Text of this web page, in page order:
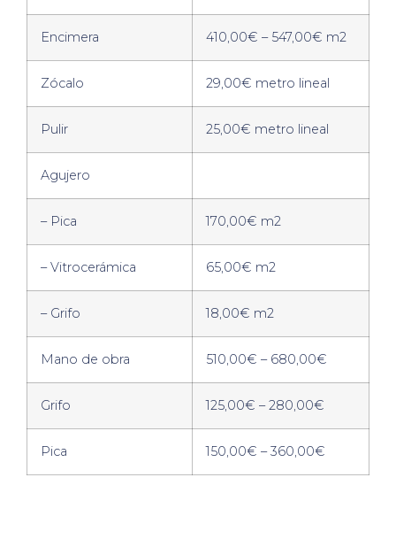
Encimera 410,00€ – 547,00€ m2
Zócalo 29,00€ metro lineal
Pulir 25,00€ metro lineal
Agujero
– Pica 170,00€ m2
– Vitrocerámica 65,00€ m2
– Grifo 18,00€ m2
Mano de obra 510,00€ – 680,00€
Grifo 125,00€ – 280,00€
Pica 150,00€ – 360,00€